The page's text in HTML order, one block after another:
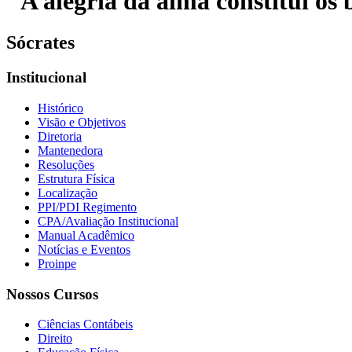
Sócrates
Institucional
Histórico
Visão e Objetivos
Diretoria
Mantenedora
Resoluções
Estrutura Física
Localização
PPI/PDI Regimento
CPA/Avaliação Institucional
Manual Acadêmico
Notícias e Eventos
Proinpe
Nossos Cursos
Ciências Contábeis
Direito